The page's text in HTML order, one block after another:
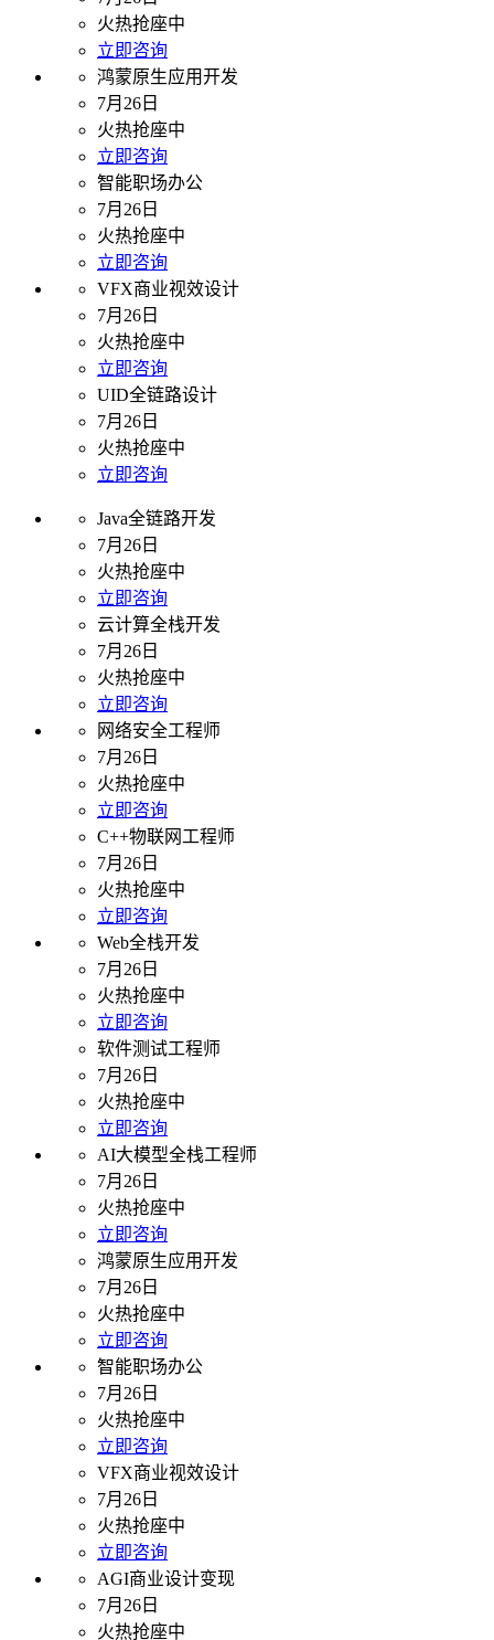
火热抢座中
立即咨询
鸿蒙原生应用开发
7月26日
火热抢座中
立即咨询
智能职场办公
7月26日
火热抢座中
立即咨询
VFX商业视效设计
7月26日
火热抢座中
立即咨询
UID全链路设计
7月26日
火热抢座中
立即咨询
Java全链路开发
7月26日
火热抢座中
立即咨询
云计算全栈开发
7月26日
火热抢座中
立即咨询
网络安全工程师
7月26日
火热抢座中
立即咨询
C++物联网工程师
7月26日
火热抢座中
立即咨询
Web全栈开发
7月26日
火热抢座中
立即咨询
软件测试工程师
7月26日
火热抢座中
立即咨询
AI大模型全栈工程师
7月26日
火热抢座中
立即咨询
鸿蒙原生应用开发
7月26日
火热抢座中
立即咨询
智能职场办公
7月26日
火热抢座中
立即咨询
VFX商业视效设计
7月26日
火热抢座中
立即咨询
AGI商业设计变现
7月26日
火热抢座中